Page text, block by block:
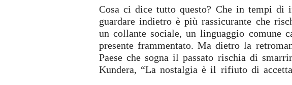
Cosa ci dice tutto questo? Che in tempi di
guardare indietro è più rassicurante che
un collante sociale, un linguaggio comune
presente frammentato. Ma dietro la
Paese che sogna il passato rischia di
Kundera, “La nostalgia è il rifiuto di